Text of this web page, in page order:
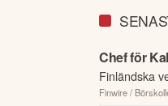
Chef för
Finländska
Finwire /